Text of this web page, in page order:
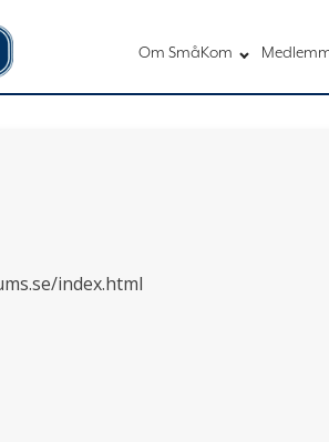
Om SmåKom
index.html